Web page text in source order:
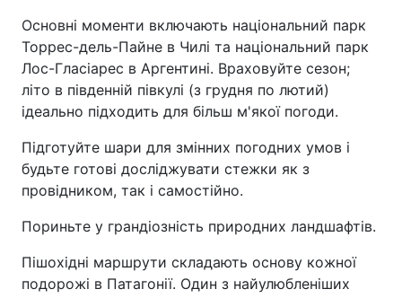
Основні моменти включають національний парк
Торрес-дель-Пайне в Чилі та національний парк
Лос-Гласіарес в Аргентині. Враховуйте сезон;
літо в південній півкулі (з грудня по лютий)
ідеально підходить для більш м'якої погоди.
Підготуйте шари для змінних погодних умов і
будьте готові досліджувати стежки як з
провідником, так і самостійно.
Пориньте у грандіозність природних ландшафтів.
Пішохідні маршрути складають основу кожної
подорожі в Патагонії. Один з найулюбленіших